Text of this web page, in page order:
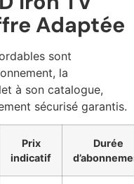
Adaptée
sont
la
à son catalogue,
sécurisé garantis.
Prix
indicatif
Durée